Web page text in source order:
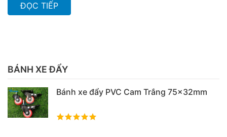
BÁNH XE ĐẨY
Bánh xe đẩy PVC Cam Trắng 75x32mm
ĐỌC TIẾP